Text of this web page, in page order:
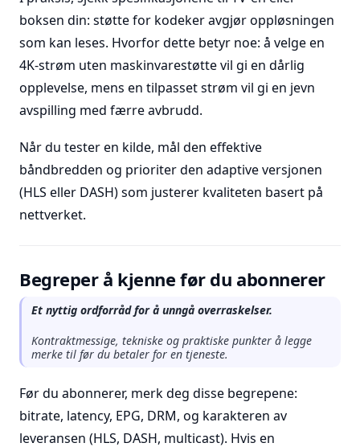
boksen din: støtte for kodeker avgjør oppløsningen
som kan leses. Hvorfor dette betyr noe: å velge en
4K-strøm uten maskinvarestøtte vil gi en dårlig
opplevelse, mens en tilpasset strøm vil gi en jevn
avspilling med færre avbrudd.
Når du tester en kilde, mål den effektive
båndbredden og prioriter den adaptive versjonen
(HLS eller DASH) som justerer kvaliteten basert på
nettverket.
Begreper å kjenne før du abonnerer
Et nyttig ordforråd for å unngå overraskelser.
Kontraktmessige, tekniske og praktiske punkter å legge
merke til før du betaler for en tjeneste.
Før du abonnerer, merk deg disse begrepene:
bitrate, latency, EPG, DRM, og karakteren av
leveransen (HLS, DASH, multicast). Hvis en